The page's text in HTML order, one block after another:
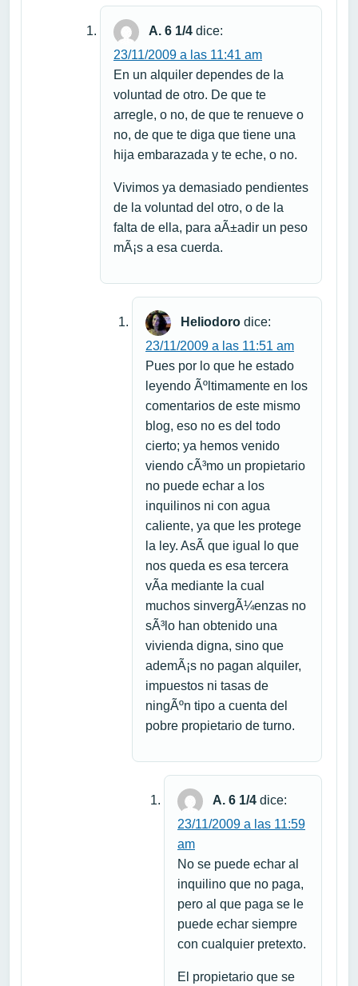
A. 6 1/4 dice:
23/11/2009 a las 11:41 am
En un alquiler dependes de la
voluntad de otro. De que te
arregle, o no, de que te renueve o
no, de que te diga que tiene una
hija embarazada y te eche, o no.
Vivimos ya demasiado pendientes
de la voluntad del otro, o de la
falta de ella, para aÃ±adir un peso
mÃ¡s a esa cuerda.
Heliodoro dice:
23/11/2009 a las 11:51 am
Pues por lo que he estado
leyendo Ãºltimamente en los
comentarios de este mismo
blog, eso no es del todo
cierto; ya hemos venido
viendo cÃ³mo un propietario
no puede echar a los
inquilinos ni con agua
caliente, ya que les protege
la ley. AsÃ­ que igual lo que
nos queda es esa tercera
vÃ­a mediante la cual
muchos sinvergÃ¼enzas no
sÃ³lo han obtenido una
vivienda digna, sino que
ademÃ¡s no pagan alquiler,
impuestos ni tasas de
ningÃºn tipo a cuenta del
pobre propietario de turno.
A. 6 1/4 dice:
23/11/2009 a las 11:59
am
No se puede echar al
inquilino que no paga,
pero al que paga se le
puede echar siempre
con cualquier pretexto.
El propietario que se